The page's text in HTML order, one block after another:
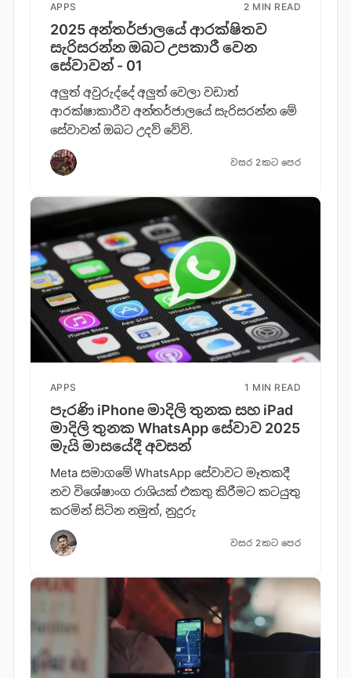
APPS 2 MIN READ
2025 අන්තර්ජාලයේ ආරක්ෂිතව
සැරිසරන්න ඔබට උපකාරී වෙන
සේවාවන් - 01
අලුත් අවුරුද්දේ අලුත් වෙලා වඩාත්
ආරක්ෂාකාරීව අන්තර්ජාලයේ සැරිසරන්න මේ
සේවාවන් ඔබට උදව් වේවි.
වසර 2කට පෙර
APPS 1 MIN READ
පැරණි iPhone මාදිලි තුනක සහ iPad
මාදිලි තුනක WhatsApp සේවාව 2025
මැයි මාසයේදී අවසන්
Meta සමාගමේ WhatsApp සේවාවට මෑතකදී
නව විශේෂාංග රාශියක් එකතු කිරීමට කටයුතු
කරමින් සිටින නමුත්, නුදුරු
වසර 2කට පෙර